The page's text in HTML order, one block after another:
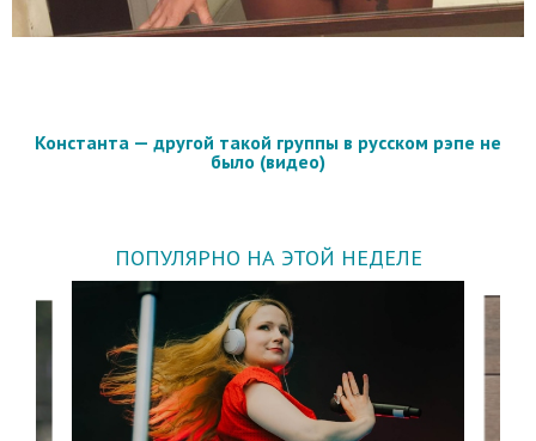
Константа — другой такой группы в русском рэпе не
было (видео)
ПОПУЛЯРНО НА ЭТОЙ НЕДЕЛЕ